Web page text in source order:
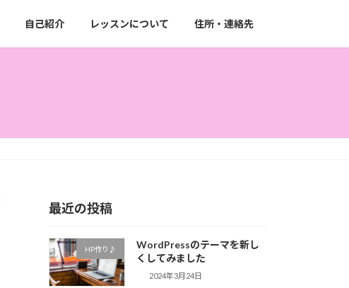
自己紹介 レッスンについて 住所・連絡先
最近の投稿
HP作り♪
WordPressのテーマを新し
くしてみました
2024年3月24日